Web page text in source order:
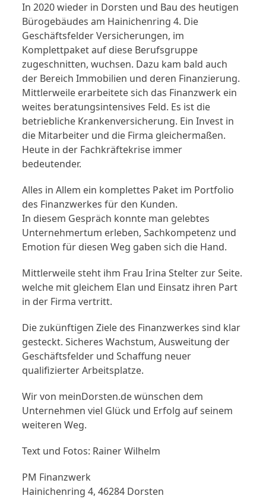
In 2020 wieder in Dorsten und Bau des heutigen
Bürogebäudes am Hainichenring 4. Die
Geschäftsfelder Versicherungen, im
Komplettpaket auf diese Berufsgruppe
zugeschnitten, wuchsen. Dazu kam bald auch
der Bereich Immobilien und deren Finanzierung.
Mittlerweile erarbeitete sich das Finanzwerk ein
weites beratungsintensives Feld. Es ist die
betriebliche Krankenversicherung. Ein Invest in
die Mitarbeiter und die Firma gleichermaßen.
Heute in der Fachkräftekrise immer
bedeutender.
Alles in Allem ein komplettes Paket im Portfolio
des Finanzwerkes für den Kunden.
In diesem Gespräch konnte man gelebtes
Unternehmertum erleben, Sachkompetenz und
Emotion für diesen Weg gaben sich die Hand.
Mittlerweile steht ihm Frau Irina Stelter zur Seite.
welche mit gleichem Elan und Einsatz ihren Part
in der Firma vertritt.
Die zukünftigen Ziele des Finanzwerkes sind klar
gesteckt. Sicheres Wachstum, Ausweitung der
Geschäftsfelder und Schaffung neuer
qualifizierter Arbeitsplatze.
Wir von meinDorsten.de wünschen dem
Unternehmen viel Glück und Erfolg auf seinem
weiteren Weg.
Text und Fotos: Rainer Wilhelm
PM Finanzwerk
Hainichenring 4, 46284 Dorsten